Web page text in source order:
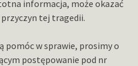
informacja, może okazać
tej tragedii.
pomóc w sprawie, prosimy o
postępowanie pod nr